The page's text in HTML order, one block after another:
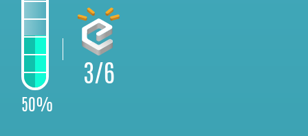
50%
3/6